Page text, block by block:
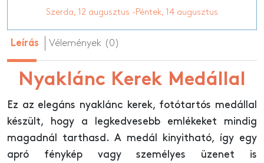
Szerda, 12 augusztus -Péntek, 14 augusztus
Leírás Vélemények (0)
Nyaklánc Kerek Medállal
Ez az elegáns nyaklánc kerek, fotótartós medállal
készült, hogy a legkedvesebb emlékeket mindig
magadnál tarthasd. A medál kinyitható, így egy
apró fénykép vagy személyes üzenet is